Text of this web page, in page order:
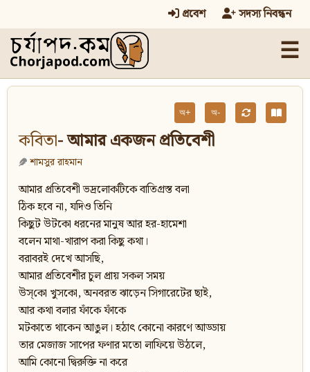
প্রবেশ সদস্য নিবন্ধন
☰
অ+ অ-
কবিতা- আমার একজন প্রতিবেশী
শামসুর রাহমান
আমার প্রতিবেশী ভদ্রলোকটিকে বাতিগ্রস্ত বলা
ঠিক হবে না, যদিও তিনি
কিছুট উটকো ধরনের মানুষ আর হর-হামেশা
বলেন মাথা-খারাপ করা কিছু কথা।
বরাবরই দেখে আসছি,
আমার প্রতিবেশীর চুল প্রায় সকল সময়
উস্‌কো খুসকো, অনবরত ঝাড়েন সিগারেটের ছাই,
আর কথা বলার ফাঁকে ফাঁকে
মটকাতে থাকেন আঙুল। হঠাৎ কোনো কারণে আড্ডায়
তার মেজাজ সাপের ফণার মতো লাফিয়ে উঠলে,
আমি কোনো দ্বিরুক্তি না করে